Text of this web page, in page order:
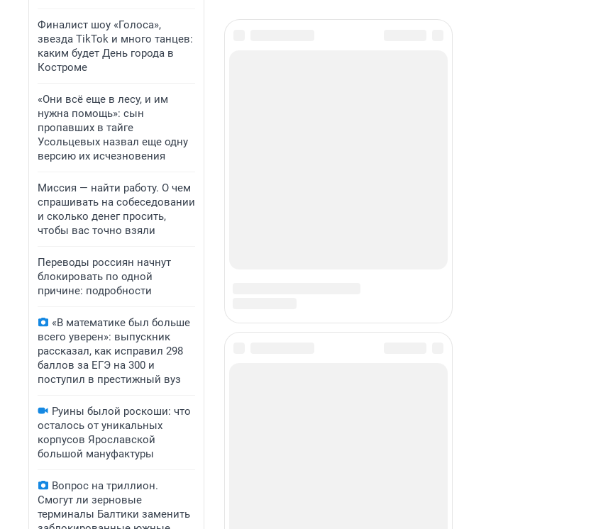
Финалист шоу «Голоса»,
звезда TikTok и много танцев:
каким будет День города в
Костроме
«Они всё еще в лесу, и им
нужна помощь»: сын
пропавших в тайге
Усольцевых назвал еще одну
версию их исчезновения
Миссия — найти работу. О чем
спрашивать на собеседовании
и сколько денег просить,
чтобы вас точно взяли
Переводы россиян начнут
блокировать по одной
причине: подробности
«В математике был больше
всего уверен»: выпускник
рассказал, как исправил 298
баллов за ЕГЭ на 300 и
поступил в престижный вуз
Руины былой роскоши: что
осталось от уникальных
корпусов Ярославской
большой мануфактуры
Вопрос на триллион.
Смогут ли зерновые
терминалы Балтики заменить